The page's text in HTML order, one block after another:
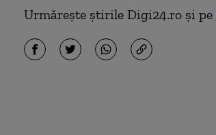
Urmărește știrile Digi24.ro și pe